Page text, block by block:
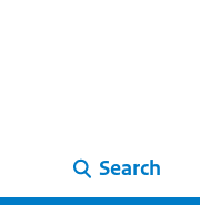
Search